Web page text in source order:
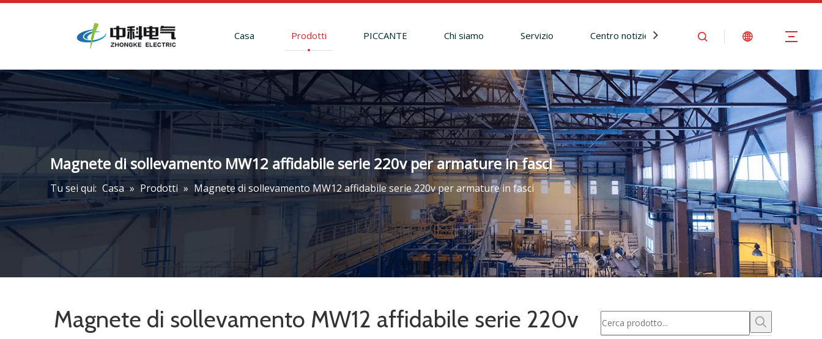
Casa Prodotti PICCANTE Chi siamo Servizio Centro notizie Contattaci
Magnete di sollevamento MW12 affidabile serie 220v per armature in fasci
Tu sei qui: Casa » Prodotti » Magnete di sollevamento MW12 affidabile serie 220v per armature in fasci
Magnete di sollevamento MW12 affidabile serie 220v